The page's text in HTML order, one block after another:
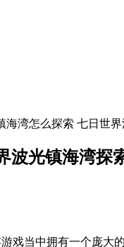
海湾怎么探索 七日世
波光镇海湾探
戏当中拥有一个庞大